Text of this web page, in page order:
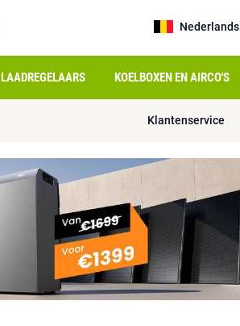
Nederlands
LAADREGELAARS KOELBOXEN EN AIRCO'S
Klantenservice